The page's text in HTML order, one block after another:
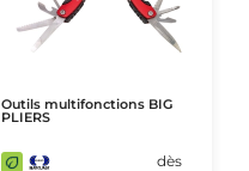
Outils multifonctions BIG
PLIERS
dès